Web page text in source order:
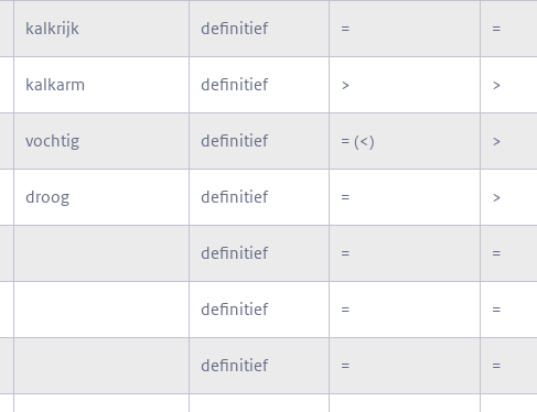
kalkrijk definitief = =
kalkarm definitief > >
vochtig definitief = (<) >
droog definitief = >
definitief = =
definitief = =
definitief = =